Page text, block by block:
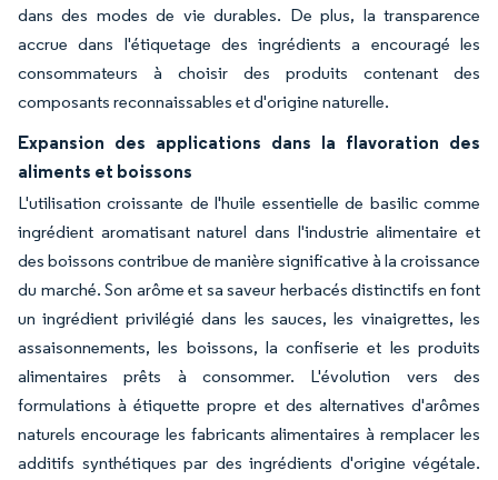
dans des modes de vie durables. De plus, la transparence
accrue dans l'étiquetage des ingrédients a encouragé les
consommateurs à choisir des produits contenant des
composants reconnaissables et d'origine naturelle.
Expansion des applications dans la flavoration des
aliments et boissons
L'utilisation croissante de l'huile essentielle de basilic comme
ingrédient aromatisant naturel dans l'industrie alimentaire et
des boissons contribue de manière significative à la croissance
du marché. Son arôme et sa saveur herbacés distinctifs en font
un ingrédient privilégié dans les sauces, les vinaigrettes, les
assaisonnements, les boissons, la confiserie et les produits
alimentaires prêts à consommer. L'évolution vers des
formulations à étiquette propre et des alternatives d'arômes
naturels encourage les fabricants alimentaires à remplacer les
additifs synthétiques par des ingrédients d'origine végétale.